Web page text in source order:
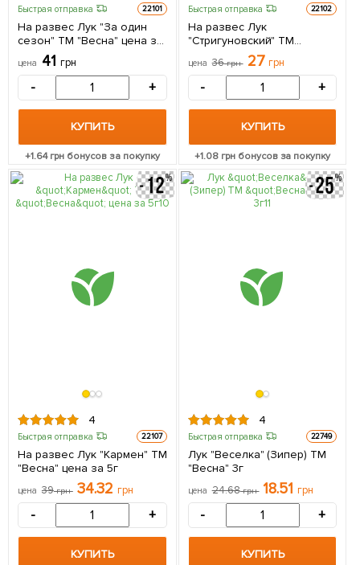
Быстрая отправка 22101
На развес Лук "За один
сезон" ТМ "Весна" цена за
цена 41 грн
- +
КУПИТЬ
+1.64грн бонусов за покупку
Быстрая отправка 22102
На развес Лук
"Стригуновский" ТМ
"Весна" цена за 5г
цена 36грн 27 грн
- +
КУПИТЬ
+1.08грн бонусов за покупку
4
Быстрая отправка 22107
На развес Лук "Кармен" ТМ
"Весна" цена за 5г
цена 39грн 34.32 грн
- +
КУПИТЬ
4
Быстрая отправка 22749
Лук "Веселка" (Зипер) ТМ
"Весна" 3г
цена 24.68грн 18.51 грн
- +
КУПИТЬ